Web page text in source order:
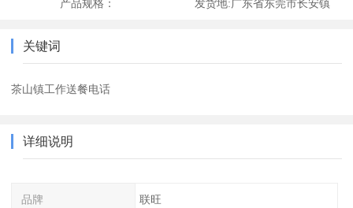
产品规格： 发货地:广东省东莞市长安镇
关键词
茶山镇工作送餐电话
详细说明
品牌 联旺